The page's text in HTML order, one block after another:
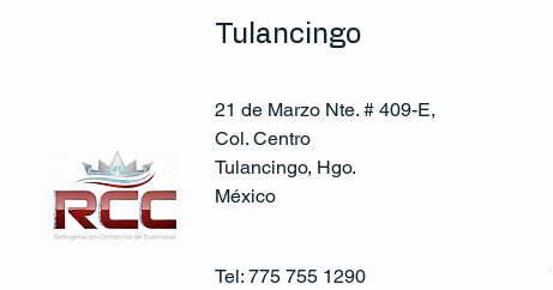
Tulancingo
21 de Marzo Nte. # 409-E,
Col. Centro
Tulancingo, Hgo.
México
Tel: 775 755 1290